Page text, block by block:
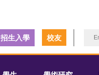
招生入學 校友